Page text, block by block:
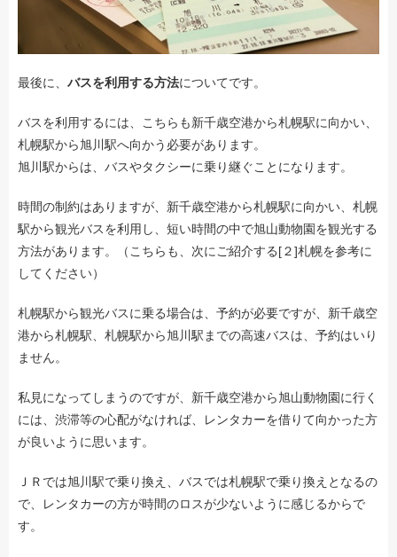
最後に、 バスを利用する方法についてです。
バスを利用するには、こちらも新千歳空港から札幌駅に向かい、
札幌駅から旭川駅へ向かう必要があります。
旭川駅からは、バスやタクシーに乗り継ぐことになります。
時間の制約はありますが、新千歳空港から札幌駅に向かい、札幌
駅から観光バスを利用し、短い時間の中で旭山動物園を観光する
方法があります。（こちらも、次にご紹介する[２]札幌を参考に
してください）
札幌駅から観光バスに乗る場合は、予約が必要ですが、新千歳空
港から札幌駅、札幌駅から旭川駅までの高速バスは、予約はいり
ません。
私見になってしまうのですが、新千歳空港から旭山動物園に行く
には、渋滞等の心配がなければ、レンタカーを借りて向かった方
が良いように思います。
ＪＲでは旭川駅で乗り換え、バスでは札幌駅で乗り換えとなるの
で、レンタカーの方が時間のロスが少ないように感じるからで
す。